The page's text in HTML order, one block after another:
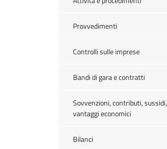
Provvedimenti
Controlli sulle imprese
Bandi di gara e contratti
Sovvenzioni, contributi, sussidi,
vantaggi economici
Bilanci